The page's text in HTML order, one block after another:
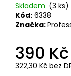
Skladem (3 ks)
Kód: 6338
Značka:
390 Kč
322,30 Kč bez
D
o
p
o